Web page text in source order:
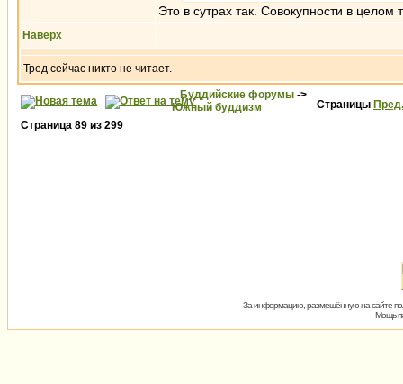
Это в сутрах так. Совокупности в
Наверх
Тред сейчас никто не читает.
Буддийские форумы ->
Южный буддизм
Страницы Пред.
Страница 89 из 299
За информацию, размещённую на сайте
Мощь